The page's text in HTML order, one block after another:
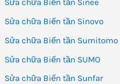
Sửa chữa Biến tần Sinee
Sửa chữa Biến tần Sinovo
Sửa chữa Biến tần Sumitomo
Sửa chữa Biến tần SUMO
Sửa chữa Biến tần Sunfar